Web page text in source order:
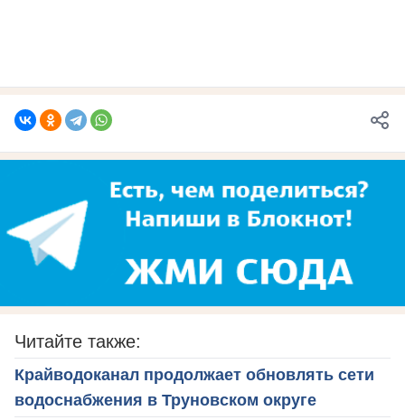
Читайте также:
Крайводоканал продолжает обновлять сети
водоснабжения в Труновском округе